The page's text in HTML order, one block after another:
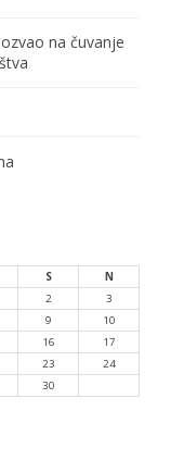
na čuvanje
S
N
2
3
9
10
16
17
23
24
30